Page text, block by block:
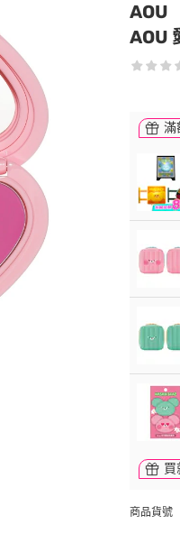
AOU
AOU
滿
買
商品貨號